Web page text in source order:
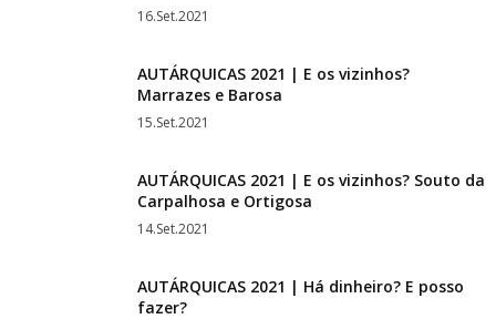
16.Set.2021
AUTÁRQUICAS 2021 | E os vizinhos?
Marrazes e Barosa
15.Set.2021
AUTÁRQUICAS 2021 | E os vizinhos? Souto da
Carpalhosa e Ortigosa
14.Set.2021
AUTÁRQUICAS 2021 | Há dinheiro? E posso
fazer?